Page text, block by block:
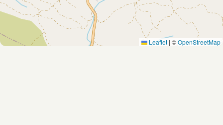
Leaflet | ©OpenStreetMap